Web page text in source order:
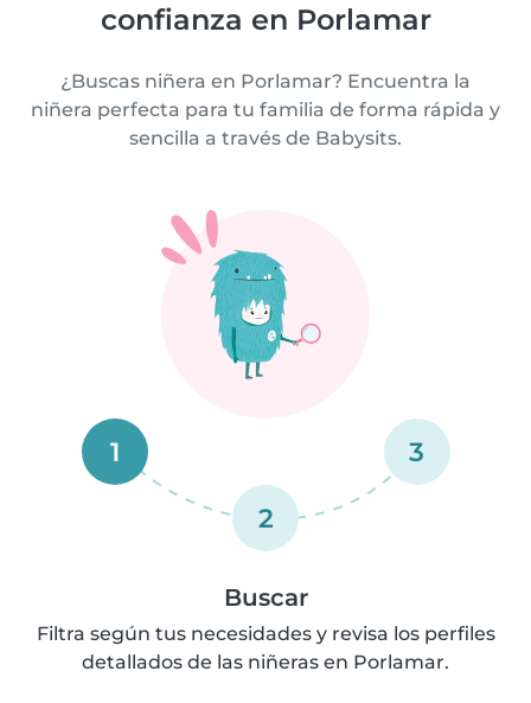
confianza en Porlamar
¿Buscas niñera en Porlamar? Encuentra la
niñera perfecta para tu familia de forma rápida y
sencilla a través de Babysits.
1
2
3
Buscar
Filtra según tus necesidades y revisa los perfiles
detallados de las niñeras en Porlamar.